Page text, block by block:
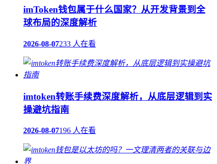
imToken钱包属于什么国家？从开发背景到全
球布局的深度解析
2026-08-07233 人在看
imtoken转账手续费深度解析，从底层逻辑到实
操避坑指南
2026-08-07196 人在看